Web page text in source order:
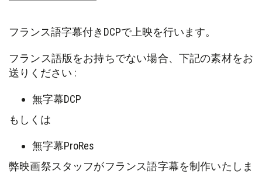
フランス語字幕付きDCPで上映を行います。
フランス語版をお持ちでない場合、下記の素材をお
送りください :
無字幕DCP
もしくは
無字幕ProRes
弊映画祭スタッフがフランス語字幕を制作いたしま